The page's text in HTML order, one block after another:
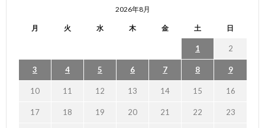
2026年8月
月 火 水 木 金 土 日
1 2
3 4 5 6 7 8 9
10 11 12 13 14 15 16
17 18 19 20 21 22 23